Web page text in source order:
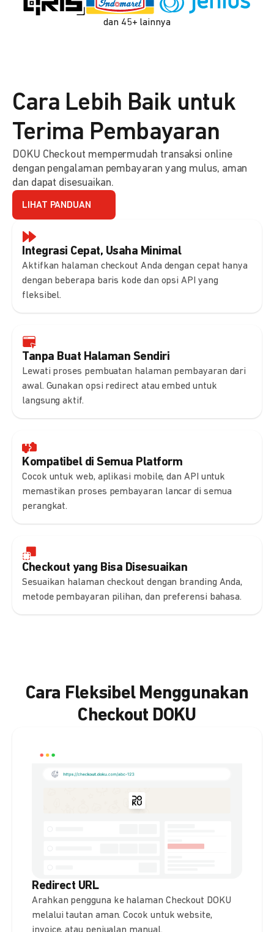
dan 45+ lainnya
Integrasi Cepat, Usaha Minimal
Aktifkan halaman checkout Anda dengan cepat hanya
dengan beberapa baris kode dan opsi API yang
fleksibel.
Tanpa Buat Halaman Sendiri
Lewati proses pembuatan halaman pembayaran dari
awal. Gunakan opsi redirect atau embed untuk
langsung aktif.
Kompatibel di Semua Platform
Cocok untuk web, aplikasi mobile, dan API untuk
memastikan proses pembayaran lancar di semua
perangkat.
Checkout yang Bisa Disesuaikan
Sesuaikan halaman checkout dengan branding Anda,
metode pembayaran pilihan, dan preferensi bahasa.
Cara Lebih Baik untuk
Terima Pembayaran
DOKU Checkout mempermudah transaksi online
dengan pengalaman pembayaran yang mulus, aman
dan dapat disesuaikan.
LIHAT PANDUAN
Cara Fleksibel Menggunakan
Checkout DOKU
Redirect URL
Arahkan pengguna ke halaman Checkout DOKU
melalui tautan aman. Cocok untuk website,